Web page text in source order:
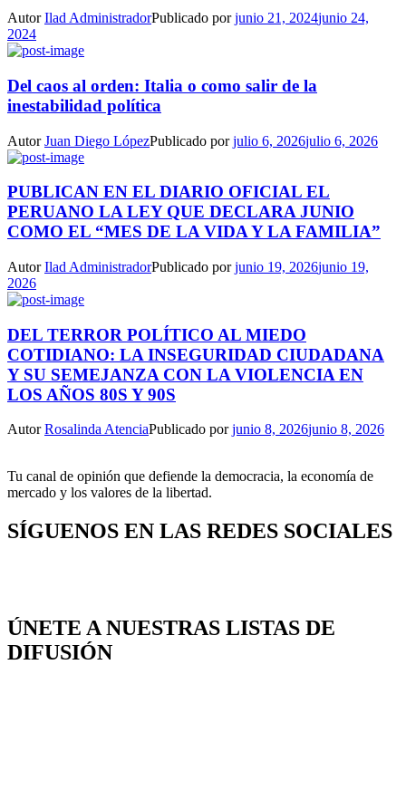
AutorIlad AdministradorPublicado porjunio 21, 2024junio 24,
2024
Del caos al orden: Italia o como salir de la
inestabilidad política
AutorJuan Diego LópezPublicado porjulio 6, 2026julio 6, 2026
PUBLICAN EN EL DIARIO OFICIAL EL
PERUANO LA LEY QUE DECLARA JUNIO
COMO EL “MES DE LA VIDA Y LA FAMILIA”
AutorIlad AdministradorPublicado porjunio 19, 2026junio 19,
2026
DEL TERROR POLÍTICO AL MIEDO
COTIDIANO: LA INSEGURIDAD CIUDADANA
Y SU SEMEJANZA CON LA VIOLENCIA EN
LOS AÑOS 80S Y 90S
AutorRosalinda AtenciaPublicado porjunio 8, 2026junio 8, 2026
Tu canal de opinión que defiende la democracia, la economía de
mercado y los valores de la libertad.
SÍGUENOS EN LAS REDES SOCIALES
ÚNETE A NUESTRAS LISTAS DE
DIFUSIÓN